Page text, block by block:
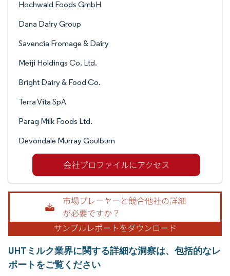
Hochwald Foods GmbH
Dana Dairy Group
Savencia Fromage & Dairy
Meiji Holdings Co. Ltd.
Bright Dairy & Food Co.
Terra Vita SpA
Parag Milk Foods Ltd.
Devondale Murray Goulburn
UHTミルク業界に関する詳細な洞察は、包括的なレ
ポートをご覧ください